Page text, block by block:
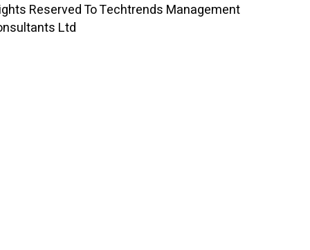
All Rights Reserved To Techtrends Management
Consultants Ltd ©